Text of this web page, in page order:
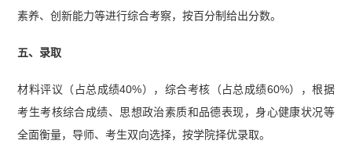
素养、创新能力等进行综合考察，按百分制给出分数。
五、录取
材料评议（占总成绩40%），综合考核（占总成绩60%），根据
考生考核综合成绩、思想政治素质和品德表现，身心健康状况等
全面衡量，导师、考生双向选择，按学院择优录取。